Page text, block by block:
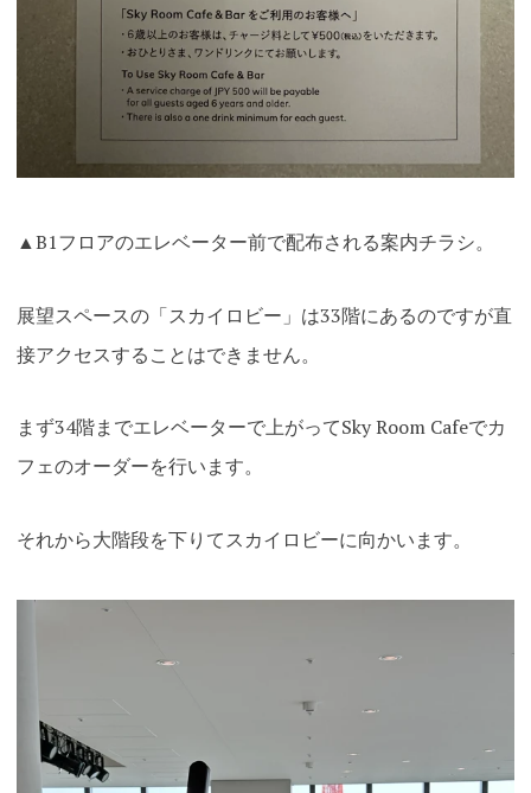
▲B1フロアのエレベーター前で配布される案内チラシ。
展望スペースの「スカイロビー」は33階にあるのですが直
接アクセスすることはできません。
まず34階までエレベーターで上がってSky Room Cafeでカ
フェのオーダーを行います。
それから大階段を下りてスカイロビーに向かいます。